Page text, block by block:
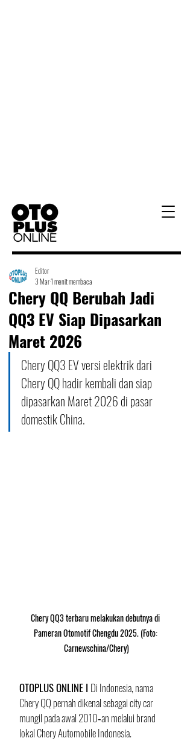
Chery QQ Berubah Jadi
QQ3 EV Siap Dipasarkan
Maret 2026
Editor
3 Mar1 menit membaca
Chery QQ3 EV versi elektrik dari
Chery QQ hadir kembali dan siap
dipasarkan Maret 2026 di pasar
domestik China.
Chery QQ3 terbaru melakukan debutnya di
Pameran Otomotif Chengdu 2025. (Foto:
Carnewschina/Chery)
OTOPLUS ONLINE I Di Indonesia, nama
Chery QQ pernah dikenal sebagai city car
mungil pada awal 2010‑an melalui brand
lokal Chery Automobile Indonesia.